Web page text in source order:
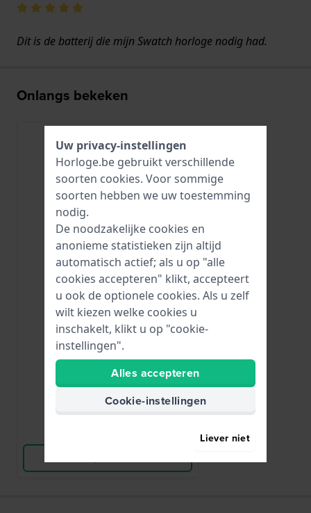
Dit is de batterij die mijn Swatch horloge nodig had.
Onlangs bekeken
Renata
R315
315 / SR716SW
€ 5,-
● Op voorraad
Uw privacy-instellingen
Horloge.be gebruikt verschillende
soorten cookies. Voor sommige
soorten hebben we uw toestemming
nodig.
De noodzakelijke cookies en
anonieme statistieken zijn altijd
automatisch actief; als u op "alle
cookies accepteren" klikt, accepteert
u ook de optionele cookies. Als u zelf
wilt kiezen welke cookies u
inschakelt, klikt u op "cookie-
instellingen".
Alles accepteren
Cookie-instellingen
Liever niet